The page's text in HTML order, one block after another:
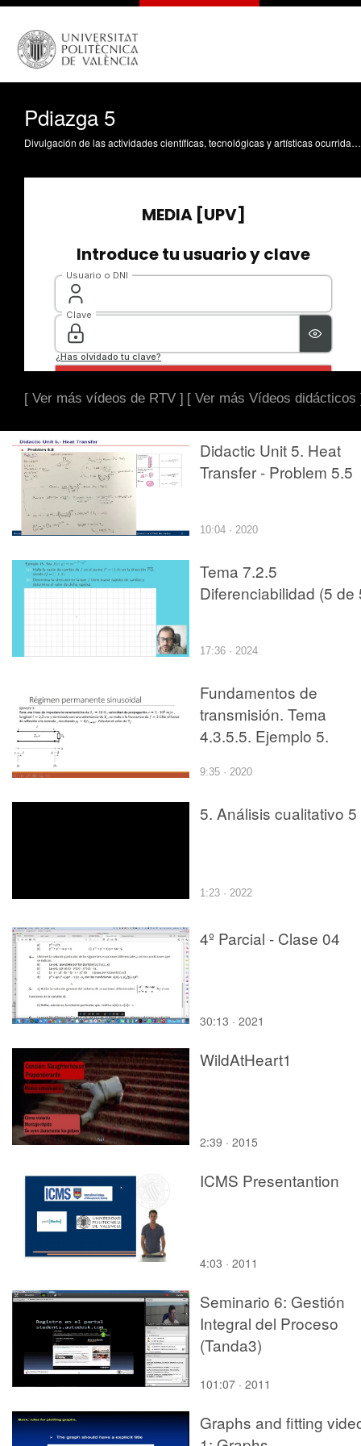
Pdiazga 5
Divulgación de las actividades científicas, tecnológicas y artísticas ocurridas en los tres campus de la UPV
[ Ver más vídeos de RTV ] [ Ver más Vídeos didácticos
Didactic Unit 5. Heat
Transfer - Problem 5.5
10:04 · 2020
Tema 7.2.5
Diferenciabilidad (5 de
17:36 · 2024
Fundamentos de
transmisión. Tema
4.3.5.5. Ejemplo 5.
9:35 · 2020
5. Análisis cualitativo 5
1:23 · 2022
4º Parcial - Clase 04
30:13 · 2021
WildAtHeart1
2:39 · 2015
ICMS Presentantion
4:03 · 2011
Seminario 6: Gestión
Integral del Proceso
(Tanda3)
101:07 · 2011
Graphs and fitting